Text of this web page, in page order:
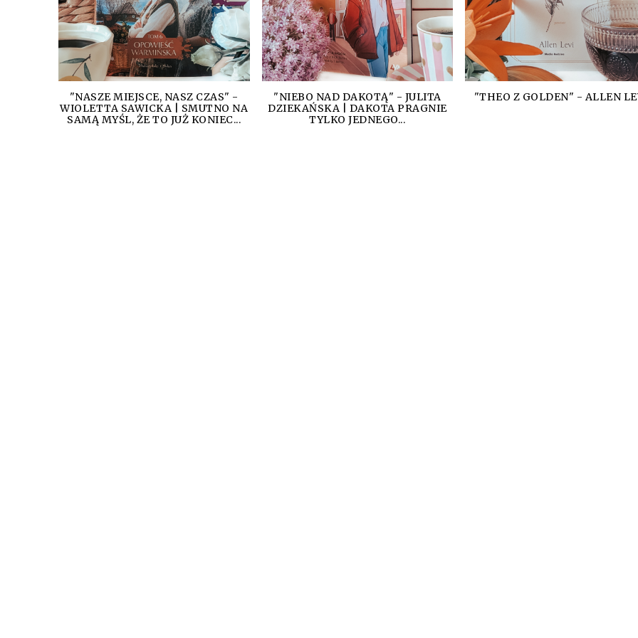
"NASZE MIEJSCE, NASZ CZAS" -
WIOLETTA SAWICKA | SMUTNO NA
SAMĄ MYŚL, ŻE TO JUŻ KONIEC...
"NIEBO NAD DAKOTĄ" - JULITA
DZIEKAŃSKA | DAKOTA PRAGNIE
TYLKO JEDNEGO...
"THEO Z GOLDEN" - ALLEN